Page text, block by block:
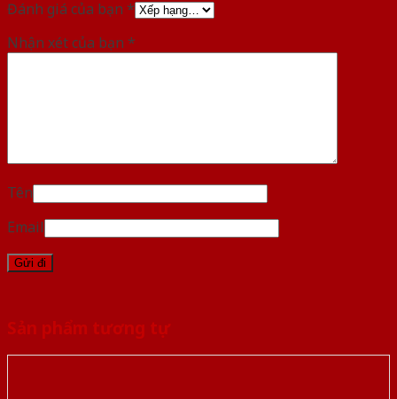
Đánh giá của bạn *
Nhận xét của bạn *
Tên
Email
Sản phẩm tương tự